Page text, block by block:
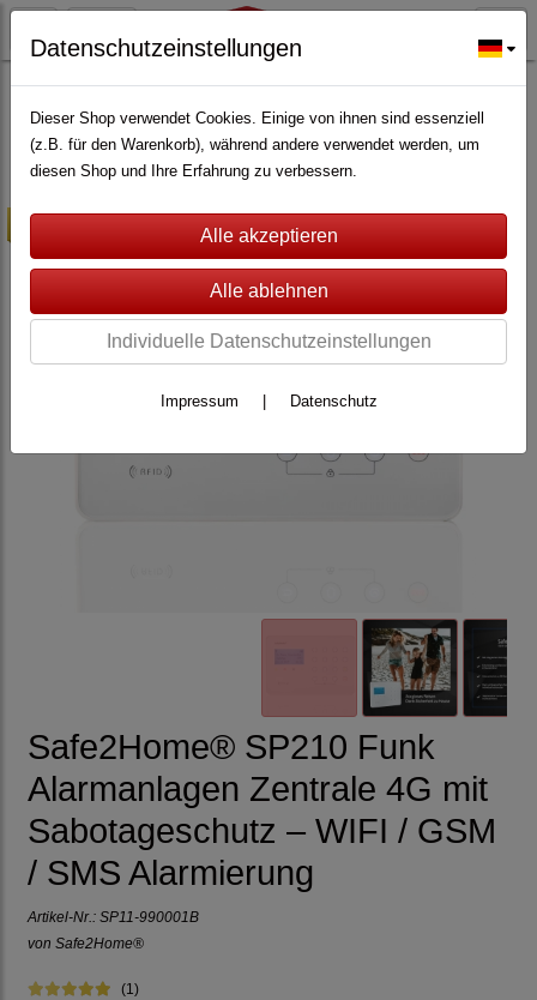
ALARMANLAGEN(361) Safe2Home®(53)
Safe2Home® Alarmsystem SP210(34)
Safe2Home® SP210 Funk
Alarmanlagen Zentrale 4G mit
Sabotageschutz – WIFI / GSM
/ SMS Alarmierung
Artikel-Nr.: SP11-990001B
von Safe2Home®
(1)
Datenschutzeinstellungen
Dieser Shop verwendet Cookies. Einige von ihnen sind essenziell
(z.B. für den Warenkorb), während andere verwendet werden, um
diesen Shop und Ihre Erfahrung zu verbessern.
Individuelle Datenschutzeinstellungen
Impressum Datenschutz